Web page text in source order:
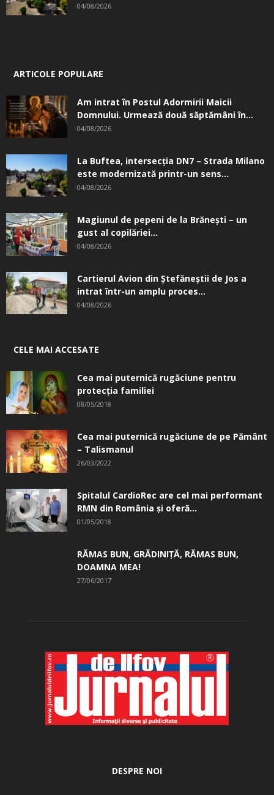
04/08/2026
ARTICOLE POPULARE
Am intrat în Postul Adormirii Maicii
Domnului. Urmează două săptămâni în...
04/08/2026
La Buftea, intersecţia DN7 – Strada Milano
este modernizată printr-un sens...
04/08/2026
Magiunul de pepeni de la Brăneşti – un
gust al copilăriei...
04/08/2026
Cartierul Avion din Ştefăneştii de Jos a
intrat într-un amplu proces...
04/08/2026
CELE MAI ACCESATE
Cea mai puternică rugăciune pentru
protecția familiei
08/05/2018
Cea mai puternică rugăciune de pe Pământ
– Talismanul
26/03/2022
Spitalul CardioRec are cel mai performant
RMN din România și oferă...
01/05/2018
RĂMAS BUN, GRĂDINIŢĂ, ­RĂMAS BUN,
DOAMNA MEA!
27/06/2017
DESPRE NOI